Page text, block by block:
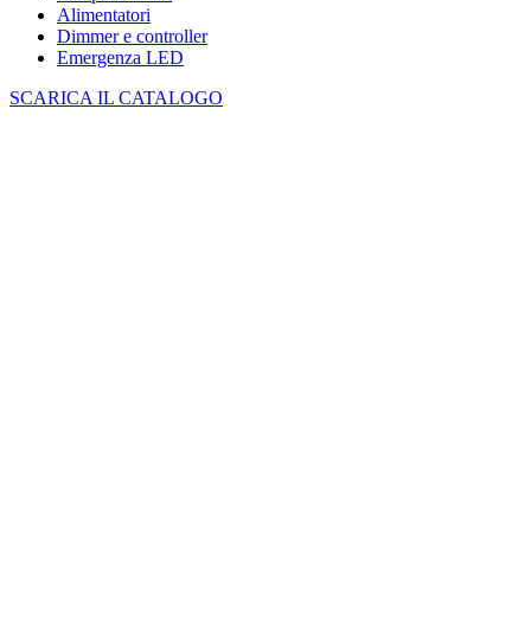
Alimentatori
Dimmer e controller
Emergenza LED
SCARICA IL CATALOGO